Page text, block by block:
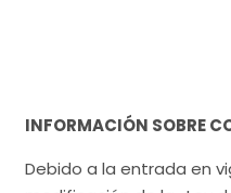
INFORMACIÓN SOBRE
Debido a la entrada en